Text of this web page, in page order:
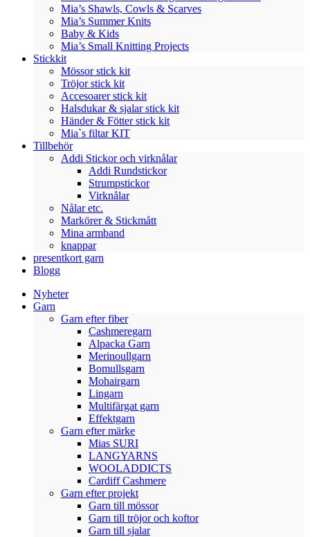
Mia’s Shawls, Cowls & Scarves
Mia’s Summer Knits
Baby & Kids
Mia’s Small Knitting Projects
Stickkit
Mössor stick kit
Tröjor stick kit
Accesoarer stick kit
Halsdukar & sjalar stick kit
Händer & Fötter stick kit
Mia`s filtar KIT
Tillbehör
Addi Stickor och virknålar
Addi Rundstickor
Strumpstickor
Virknålar
Nålar etc.
Markörer & Stickmått
Mina armband
knappar
presentkort garn
Blogg
Nyheter
Garn
Garn efter fiber
Cashmeregarn
Alpacka Garn
Merinoullgarn
Bomullsgarn
Mohairgarn
Lingarn
Multifärgat garn
Effektgarn
Garn efter märke
Mias SURI
LANGYARNS
WOOLADDICTS
Cardiff Cashmere
Garn efter projekt
Garn till mössor
Garn till tröjor och koftor
Garn till sjalar